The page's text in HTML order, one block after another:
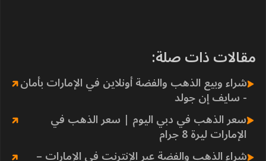
مقالات ذات صلة:
شراء وبيع الذهب والفضة أونلاين في الإمارات بأمان
- سايف إن جولد
سعر الذهب في دبي اليوم | سعر الذهب في
الإمارات ليرة 8 جرام
شراء الذهب والفضة عبر الإنترنت في الإمارات –